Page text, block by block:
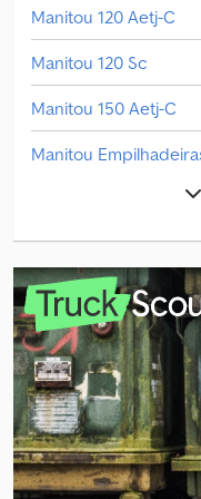
Manitou 120 Aetj-C
Manitou 120 Sc
Manitou 150 Aetj-C
Manitou
Manitou Empilhador
Manitou Empilhador
Manitou Empilhadora
Manitou M 30-4
Manitou Mc
Manitou Me 430
Manitou Mh